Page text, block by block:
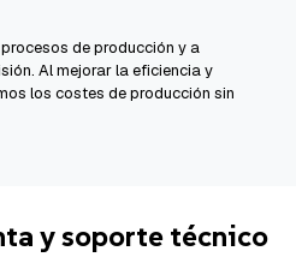
de producción y a
Al mejorar la eficiencia y
los costes de producción sin
y soporte técnico